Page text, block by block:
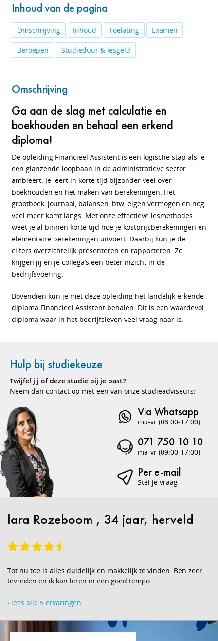
Inhoud van de pagina
Omschrijving Inhoud Toelating Examen
Beroepen Studieduur & lesgeld
Omschrijving
Ga aan de slag met calculatie en
boekhouden en behaal een erkend
diploma!
De opleiding Financieel Assistent is een logische stap als je
een glanzende loopbaan in de administratieve sector
ambieert. Je leert in korte tijd bijzonder veel over
boekhouden en het maken van berekeningen. Het
grootboek, journaal, balansen, btw, eigen vermogen en nog
veel meer komt langs. Met onze effectieve lesmethodes
weet je al binnen korte tijd hoe je kostprijsberekeningen en
elementaire berekeningen uitvoert. Daarbij kun je de
cijfers overzichtelijk presenteren en rapporteren. Zo
krijgen jij en je collega’s een beter inzicht in de
bedrijfsvoering.
Bovendien kun je met deze opleiding het landelijk erkende
diploma Financieel Assistent behalen. Dit is een waardevol
diploma waar in het bedrijfsleven veel vraag naar is.
Hulp bij studiekeuze
Twijfel jij of deze studie bij je past?
Neem dan contact op met een van onze studieadviseurs:
Via Whatsapp
ma-vr (08:00-17:00)
071 750 10 10
ma-vr (09:00-17:00)
Per e-mail
Stel je vraag
lara Rozeboom , 34 jaar, herveld
Tot nu toe is alles duidelijk en makkelijk te vinden. Ben zeer
tevreden en ik kan leren in een goed tempo.
› lees alle 5 ervaringen